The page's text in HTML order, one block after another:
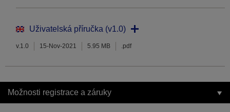
Uživatelská příručka (v1.0)
v.1.0 15-Nov-2021 5.95 MB .pdf
Možnosti registrace a záruky